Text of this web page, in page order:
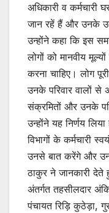
अधिकारी व कर्मचारी
जान रहें हैं और उनके
उन्होंने कहा कि इस
लोगों को मानवीय
करना चाहिए। लोग
उनके परिवार वालों से
संक्रमितों और उनके
उन्होंने यह निर्णय
विभागों के कर्मचारी
उनसे बात करेंगे और
ठाकुर ने जानकारी
अंतर्गत तहसीलदार
पंचायत रिड़ि कुठेड़ा,